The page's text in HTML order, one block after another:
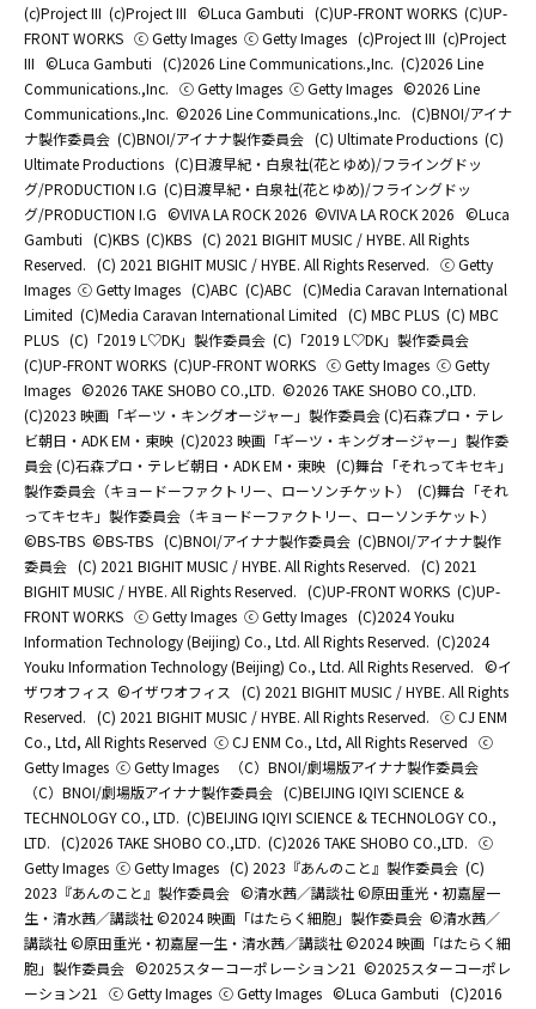
(c)Project III (c)Project III ©Luca Gambuti (C)UP-FRONT WORKS (C)UP-
FRONT WORKS ⓒ Getty Images ⓒ Getty Images (c)Project III (c)Project
III ©Luca Gambuti (C)2026 Line Communications.,Inc. (C)2026 Line
Communications.,Inc. ⓒ Getty Images ⓒ Getty Images ©2026 Line
Communications.,Inc. ©2026 Line Communications.,Inc. (C)BNOI/アイナ
ナ製作委員会 (C)BNOI/アイナナ製作委員会 (C) Ultimate Productions (C)
Ultimate Productions (C)日渡早紀・白泉社(花とゆめ)/フライングドッ
グ/PRODUCTION I.G (C)日渡早紀・白泉社(花とゆめ)/フライングドッ
グ/PRODUCTION I.G ©️VIVA LA ROCK 2026 ©️VIVA LA ROCK 2026 ©Luca
Gambuti (C)KBS (C)KBS (C) 2021 BIGHIT MUSIC / HYBE. All Rights
Reserved. (C) 2021 BIGHIT MUSIC / HYBE. All Rights Reserved. ⓒ Getty
Images ⓒ Getty Images (C)ABC (C)ABC (C)Media Caravan International
Limited (C)Media Caravan International Limited (C) MBC PLUS (C) MBC
PLUS (C)「2019 L♡DK」製作委員会 (C)「2019 L♡DK」製作委員会
(C)UP-FRONT WORKS (C)UP-FRONT WORKS ⓒ Getty Images ⓒ Getty
Images ©2026 TAKE SHOBO CO.,LTD. ©2026 TAKE SHOBO CO.,LTD.
(C)2023 映画「ギーツ・キングオージャー」製作委員会 (C)石森プロ・テレ
ビ朝日・ADK EM・東映 (C)2023 映画「ギーツ・キングオージャー」製作委
員会 (C)石森プロ・テレビ朝日・ADK EM・東映 (C)舞台「それってキセキ」
製作委員会（キョードーファクトリー、ローソンチケット）
(C)舞台「それ
ってキセキ」製作委員会（キョードーファクトリー、ローソンチケット）
©BS-TBS ©BS-TBS (C)BNOI/アイナナ製作委員会 (C)BNOI/アイナナ製作
委員会 (C) 2021 BIGHIT MUSIC / HYBE. All Rights Reserved. (C) 2021
BIGHIT MUSIC / HYBE. All Rights Reserved. (C)UP-FRONT WORKS (C)UP-
FRONT WORKS ⓒ Getty Images ⓒ Getty Images (C)2024 Youku
Information Technology (Beijing) Co., Ltd. All Rights Reserved. (C)2024
Youku Information Technology (Beijing) Co., Ltd. All Rights Reserved. ©イ
ザワオフィス ©イザワオフィス
(C) 2021 BIGHIT MUSIC / HYBE. All Rights
Reserved. (C) 2021 BIGHIT MUSIC / HYBE. All Rights Reserved. ⓒ CJ ENM
Co., Ltd, All Rights Reserved ⓒ CJ ENM Co., Ltd, All Rights Reserved ⓒ
Getty Images ⓒ Getty Images
（C）BNOI/劇場版アイナナ製作委員会
（C）BNOI/劇場版アイナナ製作委員会 (C)BEIJING IQIYI SCIENCE &
TECHNOLOGY CO., LTD. (C)BEIJING IQIYI SCIENCE & TECHNOLOGY CO.,
LTD. (C)2026 TAKE SHOBO CO.,LTD. (C)2026 TAKE SHOBO CO.,LTD. ⓒ
Getty Images ⓒ Getty Images (C) 2023『あんのこと』製作委員会 (C)
2023『あんのこと』製作委員会 ©清水茜／講談社 ©原田重光・初嘉屋一
生・清水茜／講談社 ©2024 映画「はたらく細胞」製作委員会 ©清水茜／
講談社 ©原田重光・初嘉屋一生・清水茜／講談社 ©2024 映画「はたらく細
胞」製作委員会 ©2025スターコーポレーション21 ©2025スターコーポレ
ーション21
ⓒ Getty Images ⓒ Getty Images ©Luca Gambuti (C)2016